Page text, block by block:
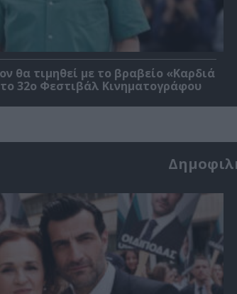
θα τιμηθεί με το βραβείο «Καρδιά
32ο Φεστιβάλ Κινηματογράφου